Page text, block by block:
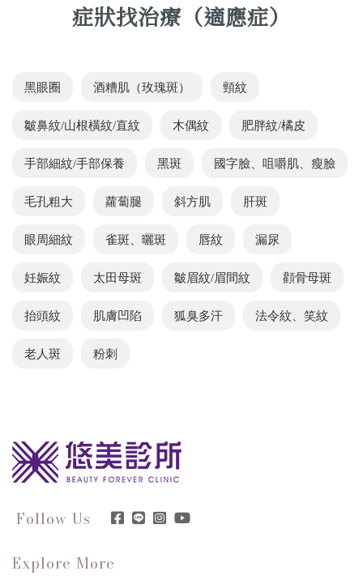
症狀找治療（適應症）
黑眼圈 酒糟肌（玫瑰斑） 頸紋
皺鼻紋/山根橫紋/直紋 木偶紋 肥胖紋/橘皮
手部細紋/手部保養 黑斑 國字臉、咀嚼肌、瘦臉
毛孔粗大 蘿蔔腿 斜方肌 肝斑
眼周細紋 雀斑、曬斑 唇紋 漏尿
妊娠紋 太田母斑 皺眉紋/眉間紋 顴骨母斑
抬頭紋 肌膚凹陷 狐臭多汗 法令紋、笑紋
老人斑 粉刺
Follow Us
Explore More